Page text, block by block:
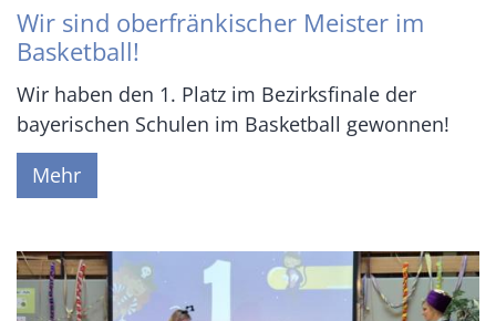
Wir sind oberfränkischer Meister im
Basketball!
Wir haben den 1. Platz im Bezirksfinale der
bayerischen Schulen im Basketball gewonnen!
Mehr